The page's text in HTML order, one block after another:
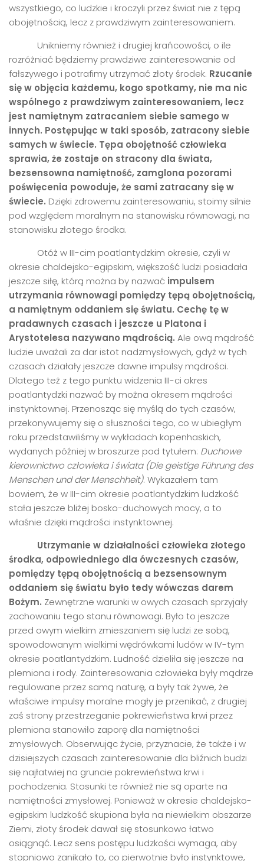
wszystkiego, co ludzkie i kroczyli przez świat nie z tępą
obojętnością, lecz z prawdziwym zainteresowaniem.
Unikniemy również i drugiej krańcowości, o ile
rozróżniać będziemy prawdziwe zainteresowanie od
fałszywego i potrafimy utrzymać złoty środek. Rzucanie
się w objęcia każdemu, kogo spotkamy, nie ma nic
wspólnego z prawdziwym zainteresowaniem, lecz
jest namiętnym zatracaniem siebie samego w
innych. Postępując w taki sposób, zatracony siebie
samych w świecie. Tępa obojętność człowieka
sprawia, że zostaje on stracony dla świata,
bezsensowna namiętność, zamglona pozorami
poświęcenia powoduje, że sami zatracany się w
świecie. Dzięki zdrowemu zainteresowaniu, stoimy silnie
pod względem moralnym na stanowisku równowagi, na
stanowisku złotego środka.
Otóż w III-cim poatlantydzkim okresie, czyli w
okresie chaldejsko-egipskim, większość ludzi posiadała
jeszcze siłę, którą można by nazwać impulsem
utrzymania równowagi pomiędzy tępą obojętnością,
a namiętnym oddaniem się światu. Cechę tę w
pradawnych czasach i jeszcze u Platona i
Arystotelesa nazywano mądrością. Ale ową mądrość
ludzie uważali za dar istot nadzmysłowych, gdyż w tych
czasach działały jeszcze dawne impulsy mądrości.
Dlatego też z tego punktu widzenia III-ci okres
poatlantydzki nazwać by można okresem mądrości
instynktownej. Przenosząc się myślą do tych czasów,
przekonywujemy się o słuszności tego, co w ubiegłym
roku przedstawiliśmy w wykładach kopenhaskich,
wydanych później w broszurze pod tytułem: Duchowe
kierownictwo człowieka i świata (Die geistige Führung des
Menschen und der Menschheit). Wykazałem tam
bowiem, że w III-cim okresie poatlantydzkim ludzkość
stała jeszcze bliżej bosko-duchowych mocy, a to
właśnie dzięki mądrości instynktownej.
Utrzymanie w działalności człowieka złotego
środka, odpowiedniego dla ówczesnych czasów,
pomiędzy tępą obojętnością a bezsensownym
oddaniem się światu było tedy wówczas darem
Bożym. Zewnętrzne warunki w owych czasach sprzyjały
zachowaniu tego stanu równowagi. Było to jeszcze
przed owym wielkim zmieszaniem się ludzi ze sobą,
spowodowanym wielkimi wędrówkami ludów w IV-tym
okresie poatlantydzkim. Ludność dzieliła się jeszcze na
plemiona i rody. Zainteresowania człowieka były mądrze
regulowane przez samą naturę, a były tak żywe, że
właściwe impulsy moralne mogły je przenikać, z drugiej
zaś strony przestrzeganie pokrewieństwa krwi przez
plemiona stanowiło zaporę dla namiętności
zmysłowych. Obserwując życie, przyznacie, że także i w
dzisiejszych czasach zainteresowanie dla bliźnich budzi
się najłatwiej na gruncie pokrewieństwa krwi i
pochodzenia. Stosunki te również nie są oparte na
namiętności zmysłowej. Ponieważ w okresie chaldejsko-
egipskim ludzkość skupiona była na niewielkim obszarze
Ziemi, złoty środek dawał się stosunkowo łatwo
osiągnąć. Lecz sens postępu ludzkości wymaga, aby
stopniowo zanikało to, co pierwotnie było instynktowe,